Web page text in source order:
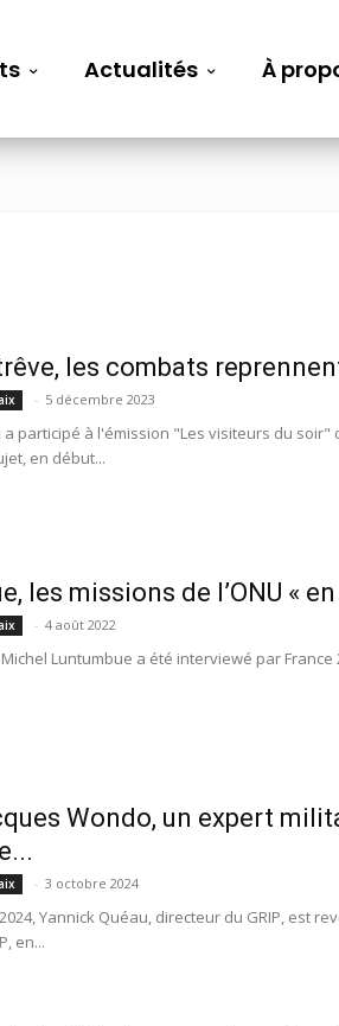
Actualités À
les combats
- 5 décembre 2023
a participé à l'émission "Les visiteurs du
en début...
les missions de l’ONU «
- 4 août 2022
Michel Luntumbue a été interviewé par
Wondo, un expert
- 3 octobre 2024
Yannick Quéau, directeur du GRIP, est
en...